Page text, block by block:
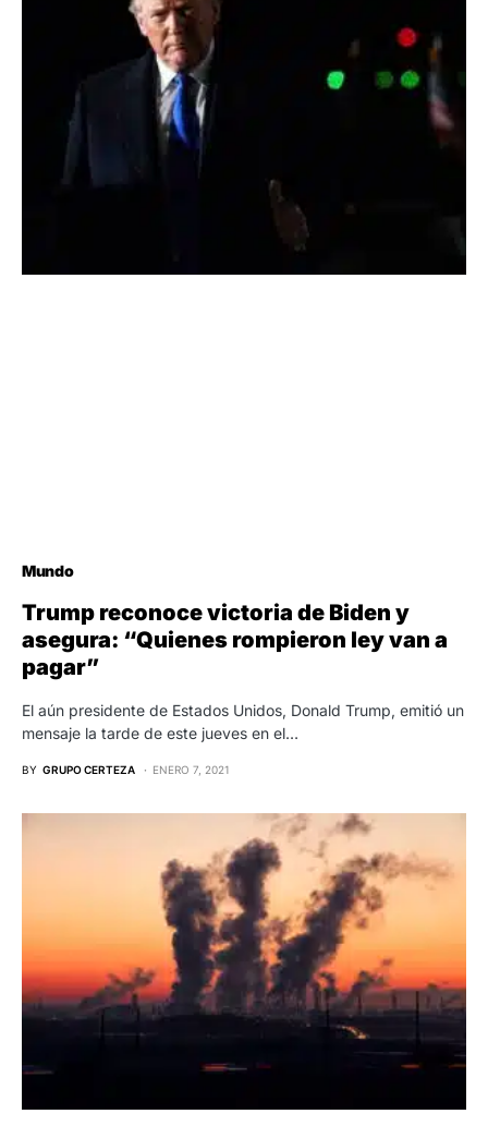
Mundo
Trump reconoce victoria de Biden y
asegura: “Quienes rompieron ley van a
pagar”
El aún presidente de Estados Unidos, Donald Trump, emitió un
mensaje la tarde de este jueves en el…
BY GRUPO CERTEZA ENERO 7, 2021